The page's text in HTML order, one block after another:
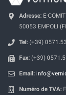
Adresse: E-
50053 EMPOLI
Tel: (+39)
Fax: (+39)
Email:
Numéro de TVA: